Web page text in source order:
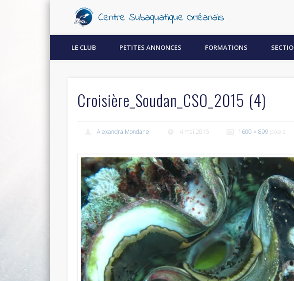
Découvrez la plongée sous-marine à Orléans !
LE CLUB PETITES ANNONCES FORMATIONS
Croisière_Soudan_CSO_2015 (4)
Alexandra Mondanel 4 mai 2015 1600 × 899 pixels